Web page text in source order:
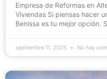
Empresa de Reformas en
Viviendas Si piensas hacer
Benissa es tu mejor opción.
septiembre 11, 2025 No hay